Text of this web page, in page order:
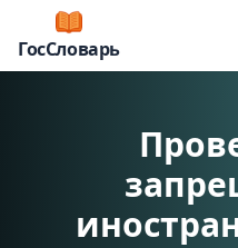
ГосСловарь